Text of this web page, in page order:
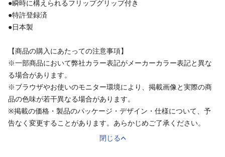
●瞬時に構えられるフリップグリップ付き
●特許登録済
●日本製
【商品の購入にあたっての注意事項】
※一部商品において弊社カラー表記がメーカーカラー表記と異な
る場合があります。
※ブラウザやお使いのモニター環境により、掲載画像と実際の商
品の色味が若干異なる場合があります。
※掲載の価格・製品のパッケージ・デザイン・仕様について、予
告なく変更することがあります。あらかじめご了承ください。
閉じる